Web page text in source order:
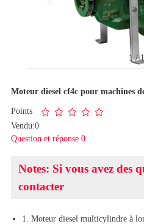
1/1
Moteur diesel cf4c pour machines
Points
Vendu:0
Question et réponse 0
Notes: Si vous avez des
contacter
1. Moteur diesel multicylindre à